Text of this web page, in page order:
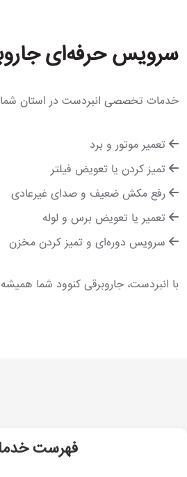
سرویس حرفه‌ای
خدمات تخصصی انبردست در استان
تعمیر موتور و برد
تمیز کردن یا تعویض فیلتر
رفع مکش ضعیف و صدای غیرعادی
تعمیر یا تعویض برس و لوله
سرویس دوره‌ای و تمیز کردن مخزن
با انبردست، جاروبرقی کنوود شما
فهرست